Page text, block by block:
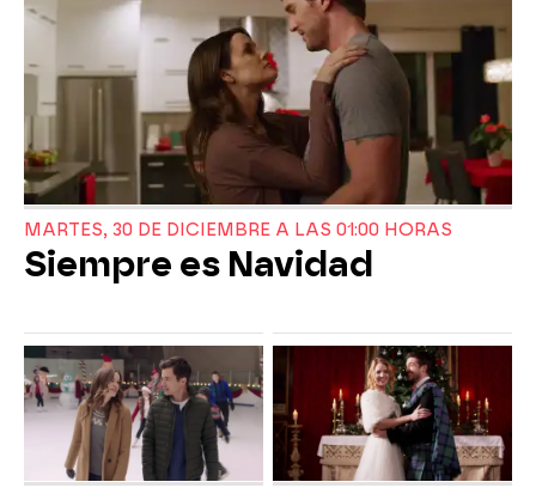
MARTES, 30 DE DICIEMBRE A LAS 01:00 HORAS
Siempre es Navidad